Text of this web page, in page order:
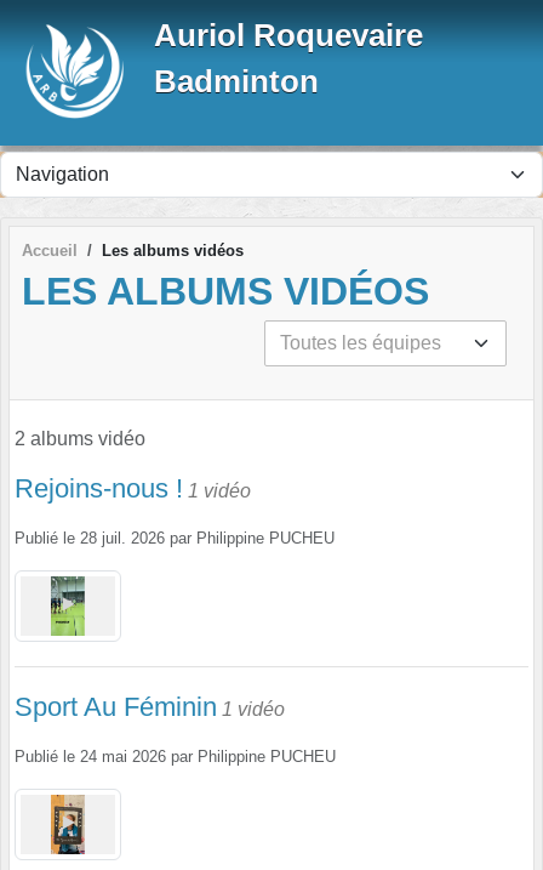
Auriol Roquevaire
Badminton
Accueil Les albums vidéos
LES ALBUMS VIDÉOS
2 albums vidéo
Rejoins-nous ! 1 vidéo
Publié le 28 juil. 2026 par Philippine PUCHEU
Sport Au Féminin 1 vidéo
Publié le 24 mai 2026 par Philippine PUCHEU